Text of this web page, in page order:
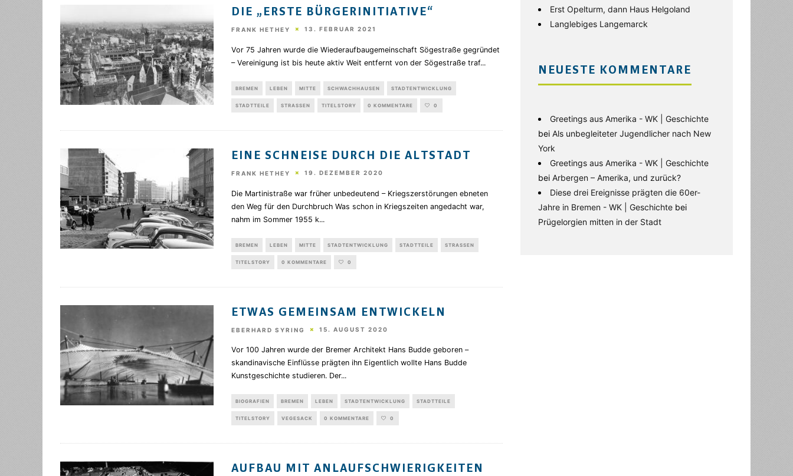
DIE „ERSTE BÜRGERINITIATIVE“
FRANK HETHEY 13. FEBRUAR 2021
Vor 75 Jahren wurde die Wiederaufbaugemeinschaft Sögestraße gegründet
– Vereinigung ist bis heute aktiv Weit entfernt von der Sögestraße traf...
BREMEN LEBEN MITTE SCHWACHHAUSEN STADTENTWICKLUNG
STADTTEILE STRASSEN TITELSTORY 0 KOMMENTARE 0
EINE SCHNEISE DURCH DIE ALTSTADT
FRANK HETHEY 19. DEZEMBER 2020
Die Martinistraße war früher unbedeutend – Kriegszerstörungen ebneten
den Weg für den Durchbruch Was schon in Kriegszeiten angedacht war,
nahm im Sommer 1955 k...
BREMEN LEBEN MITTE STADTENTWICKLUNG STADTTEILE STRASSEN
TITELSTORY 0 KOMMENTARE 0
ETWAS GEMEINSAM ENTWICKELN
EBERHARD SYRING 15. AUGUST 2020
Vor 100 Jahren wurde der Bremer Architekt Hans Budde geboren –
skandinavische Einflüsse prägten ihn Eigentlich wollte Hans Budde
Kunstgeschichte studieren. Der...
BIOGRAFIEN BREMEN LEBEN STADTENTWICKLUNG STADTTEILE
TITELSTORY VEGESACK 0 KOMMENTARE 0
AUFBAU MIT ANLAUFSCHWIERIGKEITEN
Erst Opelturm, dann Haus Helgoland
Langlebiges Langemarck
NEUESTE KOMMENTARE
Greetings aus Amerika - WK | Geschichte
bei Als unbegleiteter Jugendlicher nach New
York
Greetings aus Amerika - WK | Geschichte
bei Arbergen – Amerika, und zurück?
Diese drei Ereignisse prägten die 60er-
Jahre in Bremen - WK | Geschichte bei
Prügelorgien mitten in der Stadt